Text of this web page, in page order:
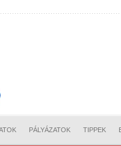
PÁLYÁZATOK TIPPEK